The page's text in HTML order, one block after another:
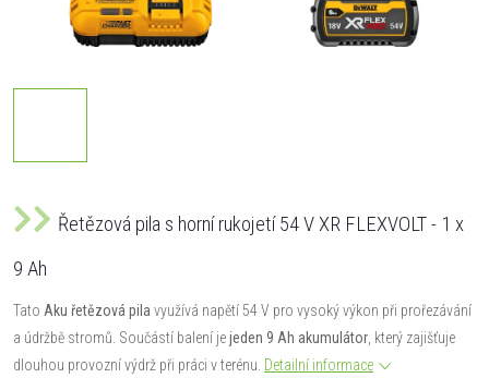
Řetězová pila s horní rukojetí 54 V XR FLEXVOLT - 1 x
9 Ah
Tato Aku řetězová pila využívá napětí 54 V pro vysoký výkon při prořezávání
a údržbě stromů. Součástí balení jejeden 9 Ah akumulátor , který zajišťuje
dlouhou provozní výdrž při práci v terénu. Detailní informace